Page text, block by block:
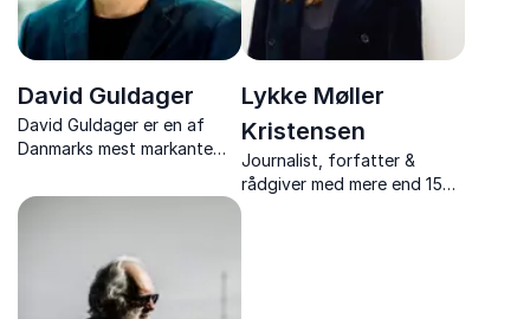
David Guldager
David Guldager er en af
Danmarks mest markante
gadgets og fremtidens
Lykke Møller
Kristensen
Journalist, forfatter &
rådgiver med mere end 15